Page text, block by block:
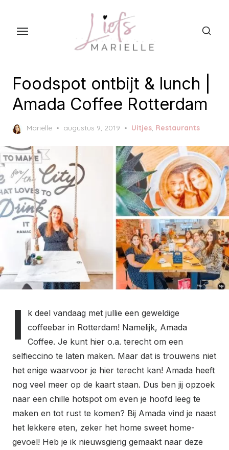
n
t
e
n
t
Foodspot ontbijt & lunch |
Amada Coffee Rotterdam
Mariëlle
P
e
d
o
augustus 9, 2019 Uitjes, Restaurants
I
k deel vandaag met jullie een geweldige
coffeebar in Rotterdam! Namelijk, Amada
Coffee. Je kunt hier o.a. terecht om een
selfieccino te laten maken. Maar dat is trouwens niet
het enige waarvoor je hier terecht kan! Amada heeft
nog veel meer op de kaart staan. Dus ben jij opzoek
naar een chille hotspot om even je hoofd leeg te
maken en tot rust te komen? Bij Amada vind je naast
het lekkere eten, zeker het home sweet home-
gevoel! Heb je ik nieuwsgierig gemaakt naar deze